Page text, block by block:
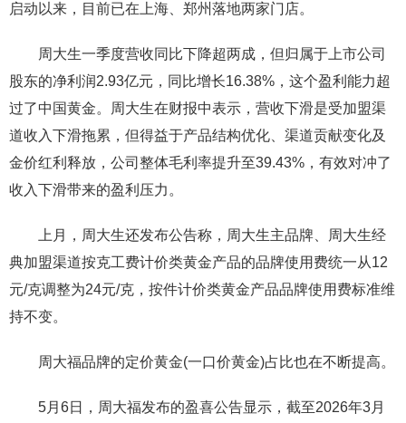
启动以来，目前已在上海、郑州落地两家门店。
周大生一季度营收同比下降超两成，但归属于上市公司
股东的净利润2.93亿元，同比增长16.38%，这个盈利能力超
过了中国黄金。周大生在财报中表示，营收下滑是受加盟渠
道收入下滑拖累，但得益于产品结构优化、渠道贡献变化及
金价红利释放，公司整体毛利率提升至39.43%，有效对冲了
收入下滑带来的盈利压力。
上月，周大生还发布公告称，周大生主品牌、周大生经
典加盟渠道按克工费计价类黄金产品的品牌使用费统一从12
元/克调整为24元/克，按件计价类黄金产品品牌使用费标准维
持不变。
周大福品牌的定价黄金(一口价黄金)占比也在不断提高。
5月6日，周大福发布的盈喜公告显示，截至2026年3月